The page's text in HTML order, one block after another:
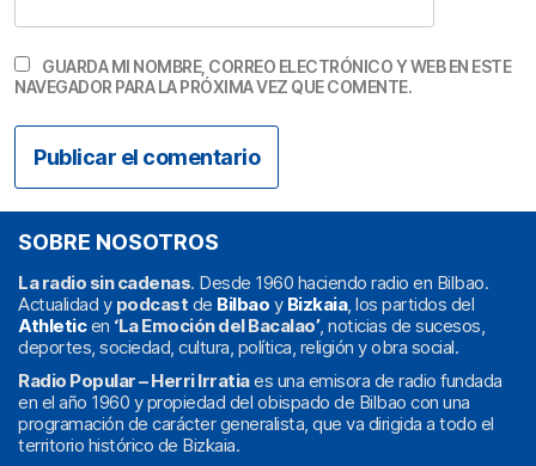
GUARDA MI NOMBRE, CORREO ELECTRÓNICO Y WEB EN ESTE
NAVEGADOR PARA LA PRÓXIMA VEZ QUE COMENTE.
SOBRE NOSOTROS
La radio sin cadenas. Desde 1960 haciendo radio en Bilbao.
Actualidad y podcast de Bilbao y Bizkaia, los partidos del
Athleticen ‘La Emoción del Bacalao’, noticias de sucesos,
deportes, sociedad, cultura, política, religión y obra social.
Radio Popular – Herri Irratiaes una emisora de radio fundada
en el año 1960 y propiedad del obispado de Bilbao con una
programación de carácter generalista, que va dirigida a todo el
territorio histórico de Bizkaia.